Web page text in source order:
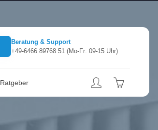
Ratgeber
Beratung & Support
+49-6466 89768 51 (Mo-Fr: 09-15 Uhr)